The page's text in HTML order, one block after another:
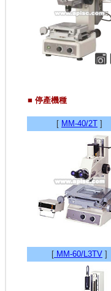
■ 停產機種
[ MM-40/2T ]
[ MM-60/L3TV ]